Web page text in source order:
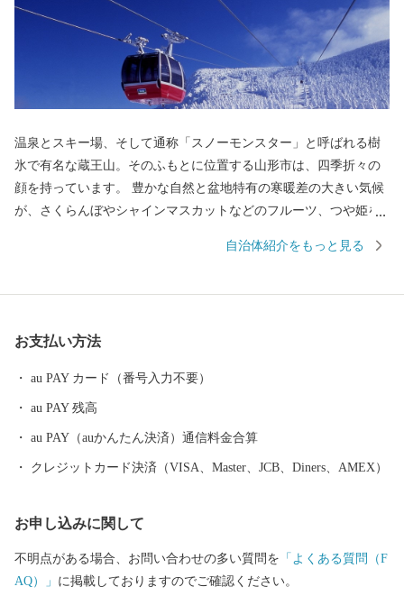
温泉とスキー場、そして通称「スノーモンスター」と呼ばれる樹
氷で有名な蔵王山。そのふもとに位置する山形市は、四季折々の
顔を持っています。 豊かな自然と盆地特有の寒暖差の大きい気候
が、さくらんぼやシャインマスカットなどのフルーツ、つや姫を
どの「山形ブランド」を生み出しています。 街中には商家の蔵や
は山形市が有する映像文化を育む環境が高い評価を受け、日本で
初めて、ユネスコ創造都市ネットワーク映画部門への加盟が認め
である山形交響楽団が活動しています。 平成３１年４月には中核
市に移行し、保健所を開設するなど、県都としても発展を続けて
自治体紹介をもっと見る
お支払い方法
au PAY カード（番号入力不要）
au PAY 残高
au PAY（auかんたん決済）通信料金合算
クレジットカード決済（VISA、Master、JCB、Diners、AMEX）
お申し込みに関して
不明点がある場合、お問い合わせの多い質問を 「よくある質問（F
AQ）」 に掲載しておりますのでご確認ください。